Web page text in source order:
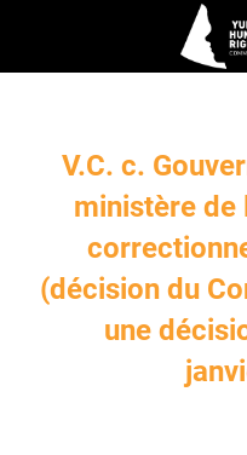
V.C. c.
ministère de
(décision du
une